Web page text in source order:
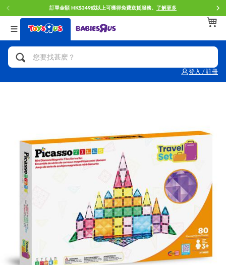
訂單金額 HK$349或以上可獲得免費送貨服務。 了解更多
登入 / 註冊
返回
分類目錄
人氣英雄,角色扮演,射擊玩具
玩具車,貨車,火車及遙控系列
手工藝,文具,蠟筆,泥膠,畫板
娃娃, 芭比,收藏公仔
遊戲及拼圖系列
返回
品牌
Brunch Brother 早午餐兄弟
Mini Brands
Pokemon寶可夢
LEGO樂高
返回
年齢
0~2歳
8~11歳